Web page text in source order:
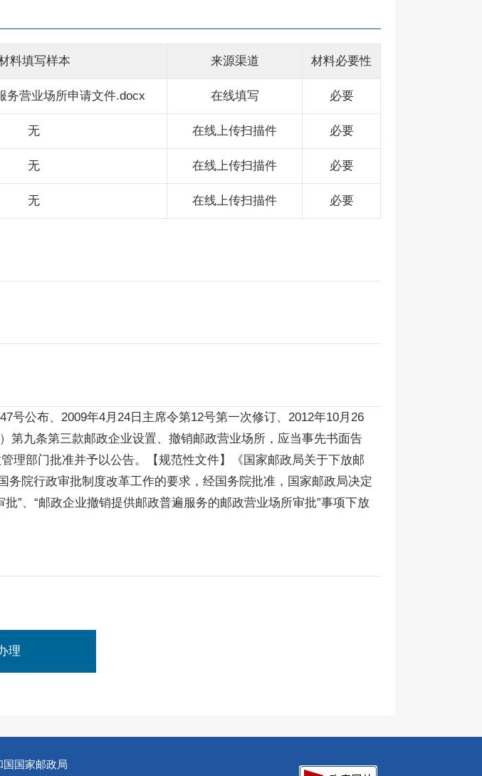
料填写样本 来源渠道 材料必要性
务营业场所申请文件.docx 在线填写 必要
无 在线上传扫描件 必要
无 在线上传扫描件 必要
无 在线上传扫描件 必要
公布、2009年4月24日主席令第12号第一次修订、2012年10月26
第九条第三款邮政企业设置、撤销邮政营业场所，应当事先书面告
理部门批准并予以公告。【规范性文件】《国家邮政局关于下放邮
院行政审批制度改革工作的要求，经国务院批准，国家邮政局决定
”、“邮政企业撤销提供邮政普遍服务的邮政营业场所审批”事项下放
理
国国家邮政局